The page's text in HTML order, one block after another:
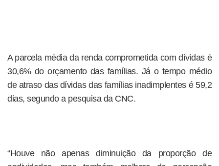
A parcela média da renda comprometida com dívidas é
30,6% do orçamento das famílias. Já o tempo médio
de atraso das dívidas das famílias inadimplentes é 59,2
dias, segundo a pesquisa da CNC.
“Houve não apenas diminuição da proporção de